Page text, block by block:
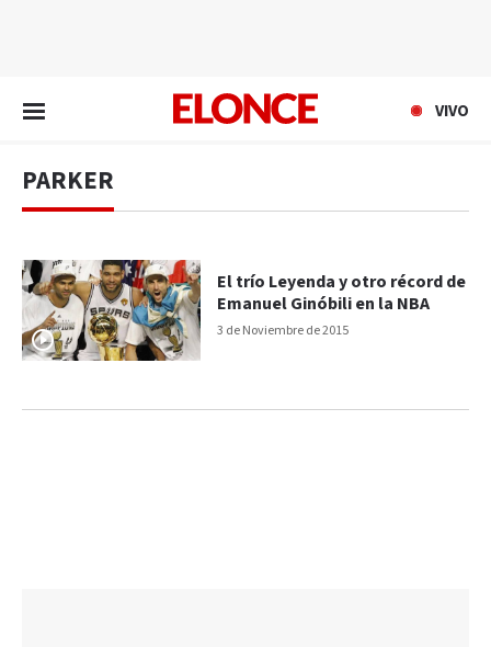
VIVO
PARKER
3 de Noviembre de 2015
El trío Leyenda y otro récord de
Emanuel Ginóbili en la NBA